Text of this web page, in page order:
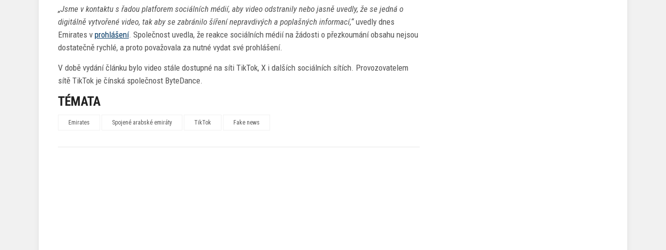
„Jsme v kontaktu s řadou platforem sociálních médií, aby video odstranily nebo jasně uvedly, že se jedná o
digitálně vytvořené video, tak aby se zabránilo šíření nepravdivých a poplašných informací,“uvedly dnes
Emirates v prohlášení. Společnost uvedla, že reakce sociálních médií na žádosti o přezkoumání obsahu nejsou
dostatečně rychlé, a proto považovala za nutné vydat své prohlášení.
V době vydání článku bylo video stále dostupné na síti TikTok, X i dalších sociálních sítích. Provozovatelem
sítě TikTok je čínská společnost ByteDance.
TÉMATA
Emirates Spojené arabské emiráty TikTok Fake news